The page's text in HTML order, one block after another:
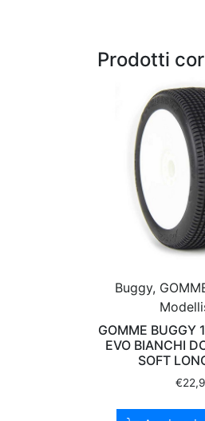
Prodotti
Buggy,
GOMME BUGGY
EVO BIANCHI
SOFT
€